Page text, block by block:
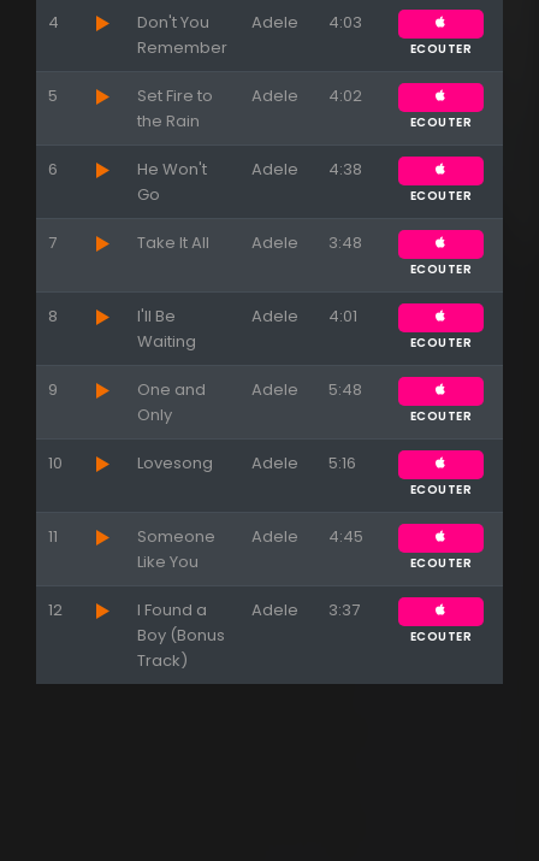
4
Don't You
Remember
Adele 4:03
ECOUTER
5
Set Fire to
the Rain
Adele 4:02
ECOUTER
6
He Won't
Go
Adele 4:38
ECOUTER
7 Take It All Adele 3:48
ECOUTER
8
I'll Be
Waiting
Adele 4:01
ECOUTER
9
One and
Only
Adele 5:48
ECOUTER
10 Lovesong Adele 5:16
ECOUTER
11
Someone
Like You
Adele 4:45
ECOUTER
12
I Found a
Boy (Bonus
Track)
Adele 3:37
ECOUTER